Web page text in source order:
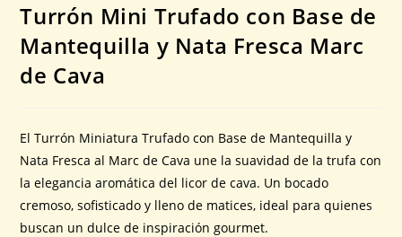
Turrón Mini Trufado con Base de
Mantequilla y Nata Fresca Marc
de Cava
El Turrón Miniatura Trufado con Base de Mantequilla y
Nata Fresca al Marc de Cava une la suavidad de la trufa con
la elegancia aromática del licor de cava. Un bocado
cremoso, sofisticado y lleno de matices, ideal para quienes
buscan un dulce de inspiración gourmet.